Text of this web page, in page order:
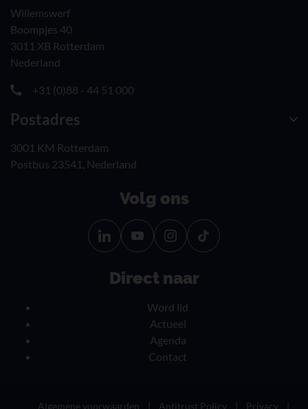
Willemswerf
Boompjes 40
3011 XB Rotterdam
Nederland
+31 (0)88 - 44 51 000
Postadres
3001 KM Rotterdam
Postbus 23541, Nederland
Volg ons
Volg
ons
Linkedin
Volg
ons
YouTube
Direct naar
Word lid
Actueel
Agenda
Contact
Algemene voorwaarden Antitrust Policy Privacy
Onze nieuwsbrief
ontvangen?